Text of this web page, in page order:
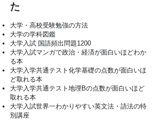
た
大学・高校受験勉強の方法
大学の学科図鑑
大学入試 国語頻出問題1200
大学入試マンガで政治・経済が面白いほどわか
る本
大学入学共通テスト化学基礎の点数が面白いほ
ど取れる本
大学入学共通テスト地理Bの点数が面白いほど
取れる本
大学入試世界一わかりやすい英文法・語法の特
別講座